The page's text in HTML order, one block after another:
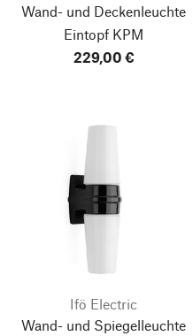
Wand- und Deckenleuchte
Eintopf KPM
229,00 €
Ifö Electric
Wand- und Spiegelleuchte